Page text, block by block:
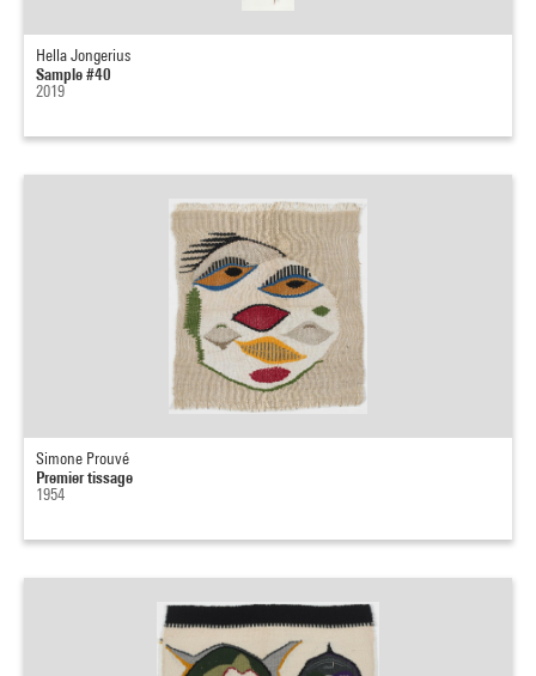
Hella Jongerius
Sample #40
2019
Simone Prouvé
Premier tissage
1954